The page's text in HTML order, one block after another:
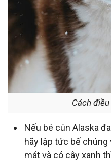
Cách
Nếu bé cún Alaska
hãy lập tức bế
mát và có cây xanh